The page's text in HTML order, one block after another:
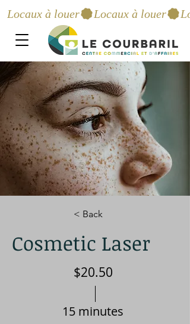
Locaux à louer
< Back
Cosmetic Laser
$20.50
15 minutes